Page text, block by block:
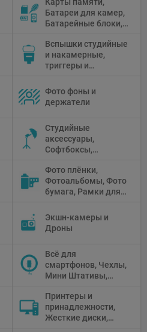
Карты памяти,
Батареи для камер,
Батарейные блоки,
Вспышки студийные
и накамерные,
триггеры и
Фото фоны и
держатели
Студийные
аксессуары,
Софтбоксы,
Рефлекторы,
Отражатели,
Предметные
Фото плёнки,
Фотоальбомы, Фото
бумага, Рамки для
камеры
Экшн-камеры и
Дроны
Всё для
смартфонов, Чехлы,
Мини Штативы,
Принтеры и
принадлежности,
Жесткие диски,